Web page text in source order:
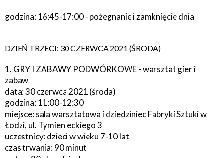
godzina: 16:45-17:00 - pożegnanie i zamknięcie dnia
DZIEŃ TRZECI: 30 CZERWCA 2021 (ŚRODA)
1. GRY I ZABAWY PODWÓRKOWE - warsztat gier i
zabaw
data: 30 czerwca 2021 (środa)
godzina: 11:00-12:30
miejsce: sala warsztatowa i dziedziniec Fabryki Sztuki w
Łodzi, ul. Tymienieckiego 3
uczestnicy: dzieci w wieku 7-10 lat
czas trwania: 90 minut